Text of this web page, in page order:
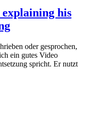
his
oder gesprochen,
ein gutes Video
spricht. Er nutzt